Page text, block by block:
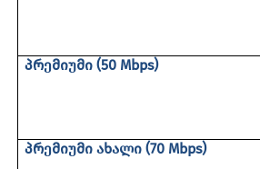
პრემიუმი (50 Mbps)
პრემიუმიახალი(70 Mbps)